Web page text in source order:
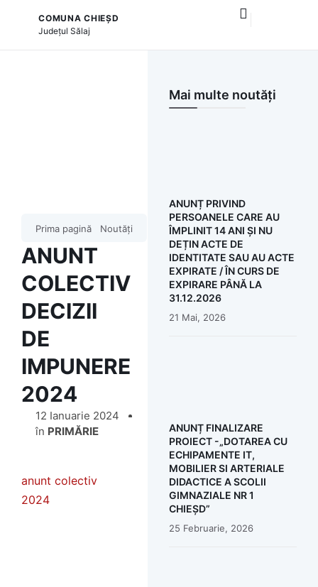
COMUNA CHIEȘD
JudețulSălaj
Prima pagină Noutăți
ANUNT
COLECTIV
DECIZII
DE
IMPUNERE
2024
12 Ianuarie 2024
în PRIMĂRIE
anunt colectiv
2024
Mai multe noutăți
ANUNȚ PRIVIND
PERSOANELE CARE AU
ÎMPLINIT 14 ANI ȘI NU
DEȚIN ACTE DE
IDENTITATE SAU AU ACTE
EXPIRATE / ÎN CURS DE
EXPIRARE PÂNĂ LA
31.12.2026
21 Mai, 2026
ANUNȚ FINALIZARE
PROIECT -„DOTAREA CU
ECHIPAMENTE IT,
MOBILIER SI ARTERIALE
DIDACTICE A SCOLII
GIMNAZIALE NR 1
CHIEȘD”
25 Februarie, 2026